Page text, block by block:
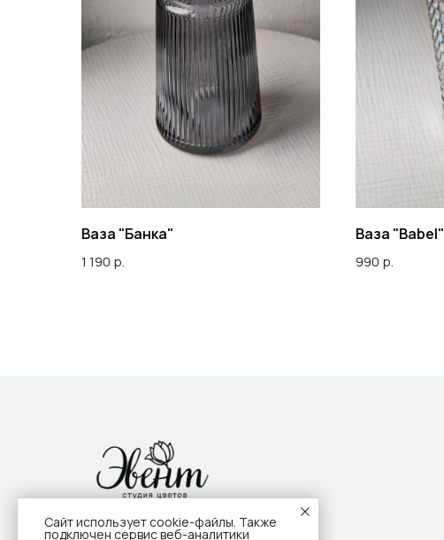
Ваза "Банка"
1 190 р.
Ваза "Babel"
990 р.
Сайт использует cookie-файлы. Также
подключен сервис веб-аналитики